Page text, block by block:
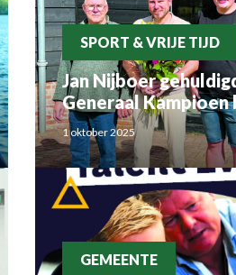
SPORT & VRIJE TIJD
Jan Nijboer
Generaal Kampioen
Luchtbode
1 oktober 2025
GEMEENTE